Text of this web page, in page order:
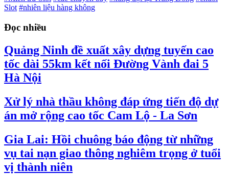
Slot #nhiên liệu hàng không
Đọc nhiều
Quảng Ninh đề xuất xây dựng tuyến cao
tốc dài 55km kết nối Đường Vành đai 5
Hà Nội
Xử lý nhà thầu không đáp ứng tiến độ dự
án mở rộng cao tốc Cam Lộ - La Sơn
Gia Lai: Hồi chuông báo động từ những
vụ tai nạn giao thông nghiêm trọng ở tuổi
vị thành niên